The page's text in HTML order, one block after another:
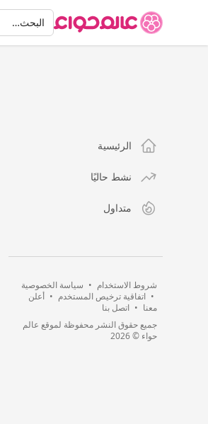
البحثالبحث…
الرئيسية
نشط حاليًا
متداول
شروط الاستخدام • سياسة الخصوصية
• اتفاقية ترخيص المستخدم • أعلن
معنا • اتصل بنا
جميع حقوق النشر محفوظة لموقع عالم
حواء © 2026